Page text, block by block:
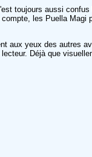
toujours aussi
les Puella
yeux des autres
Déjà que